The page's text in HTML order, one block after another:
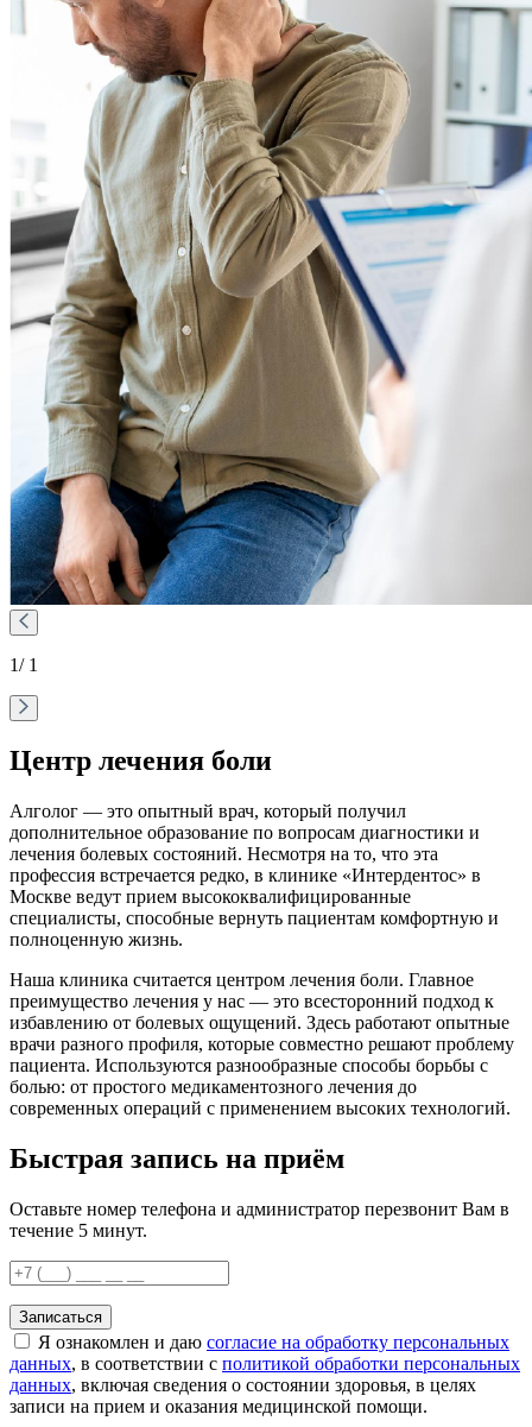
1/ 1
Центр лечения боли
Алголог — это опытный врач, который получил
дополнительное образование по вопросам диагностики и
лечения болевых состояний. Несмотря на то, что эта
профессия встречается редко, в клинике «Интердентос» в
Москве ведут прием высококвалифицированные
специалисты, способные вернуть пациентам комфортную и
полноценную жизнь.
Наша клиника считается центром лечения боли. Главное
преимущество лечения у нас — это всесторонний подход к
избавлению от болевых ощущений. Здесь работают опытные
врачи разного профиля, которые совместно решают проблему
пациента. Используются разнообразные способы борьбы с
болью: от простого медикаментозного лечения до
современных операций с применением высоких технологий.
Быстрая запись на приём
Оставьте номер телефона и администратор перезвонит Вам в
течение 5 минут.
Записаться
Я ознакомлен и даю согласие на обработку персональных
данных, в соответствии с политикой обработки персональных
данных, включая сведения о состоянии здоровья, в целях
записи на прием и оказания медицинской помощи.